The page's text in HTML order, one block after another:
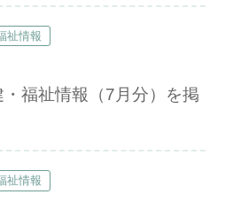
祉情報
福祉情報（7月分）を掲
祉情報